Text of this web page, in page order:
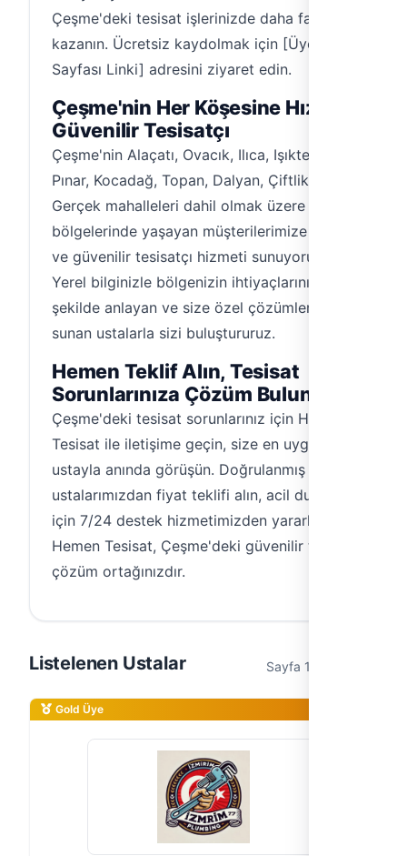
Çeşme'deki tesisat işlerinizde daha fazla
kazanın. Ücretsiz kaydolmak için [Üyelik
Sayfası Linki] adresini ziyaret edin.
Çeşme'nin Her Köşesine Hızlı ve
Güvenilir Tesisatçı
Çeşme'nin Alaçatı, Ovacık, Ilıca, Işıktepe,
Pınar, Kocadağ, Topan, Dalyan, Çiftlikköy ve
Gerçek mahalleleri dahil olmak üzere tüm
bölgelerinde yaşayan müşterilerimize hızlı
ve güvenilir tesisatçı hizmeti sunuyoruz.
Yerel bilginizle bölgenizin ihtiyaçlarını en iyi
şekilde anlayan ve size özel çözümler
sunan ustalarla sizi buluştururuz.
Hemen Teklif Alın, Tesisat
Sorunlarınıza Çözüm Bulun
Çeşme'deki tesisat sorunlarınız için Hemen
Tesisat ile iletişime geçin, size en uygun
ustayla anında görüşün. Doğrulanmış
ustalarımızdan fiyat teklifi alın, acil durumlar
için 7/24 destek hizmetimizden yararlanın.
Hemen Tesisat, Çeşme'deki güvenilir tesisat
çözüm ortağınızdır.
Listelenen Ustalar Sayfa 1 / 1 (2 usta)
Gold Üye